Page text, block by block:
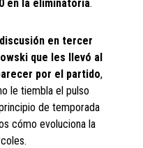
en la eliminatoria.
discusión en tercer
que les llevó al
por el partido,
le tiembla el pulso
de temporada
cómo evoluciona la